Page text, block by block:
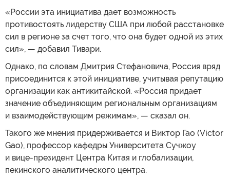
«России эта инициатива дает возможность
противостоять лидерству США при любой расстановке
сил в регионе за счет того, что она будет одной из этих
сил», — добавил Тивари.
Однако, по словам Дмитрия Стефановича, Россия вряд
присоединится к этой инициативе, учитывая репутацию
организации как антикитайской. «Россия придает
значение объединяющим региональным организациям
и взаимодействующим режимам», — сказал он.
Такого же мнения придерживается и Виктор Гао (Victor
Gao), профессор кафедры Университета Сучжоу
и вице-президент Центра Китая и глобализации,
пекинского аналитического центра.